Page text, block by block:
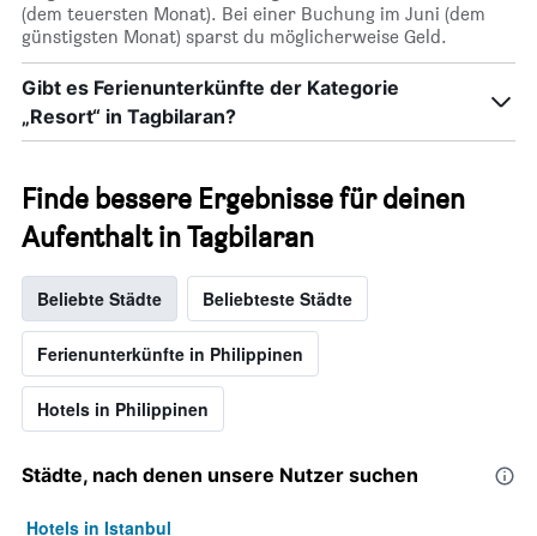
(dem teuersten Monat). Bei einer Buchung im Juni (dem
günstigsten Monat) sparst du möglicherweise Geld.
Gibt es Ferienunterkünfte der Kategorie
„Resort“ in Tagbilaran?
Finde bessere Ergebnisse für deinen
Aufenthalt in Tagbilaran
Beliebte Städte Beliebteste Städte
Ferienunterkünfte in Philippinen
Hotels in Philippinen
Städte, nach denen unsere Nutzer suchen
Hotels in Istanbul